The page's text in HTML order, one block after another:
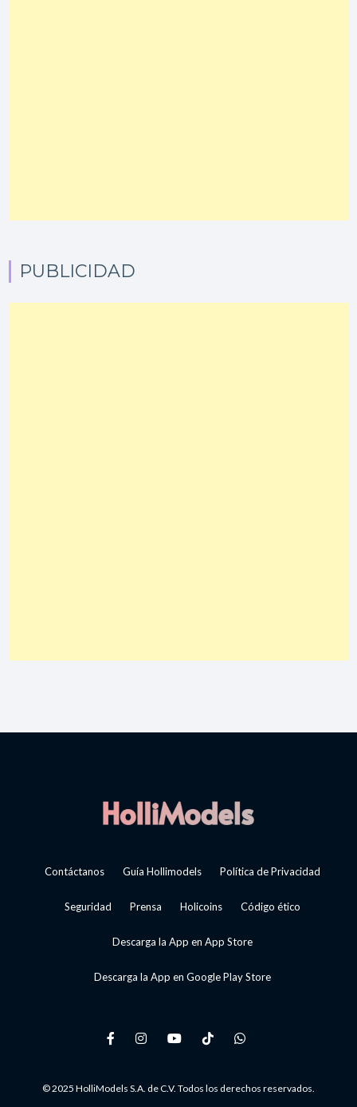
PUBLICIDAD
Contáctanos Guía Hollimodels Política de Privacidad
Seguridad Prensa Holicoins Código ético
Descarga la App en App Store
Descarga la App en Google Play Store
© 2025 HolliModels S.A. de C.V. Todos los derechos reservados.